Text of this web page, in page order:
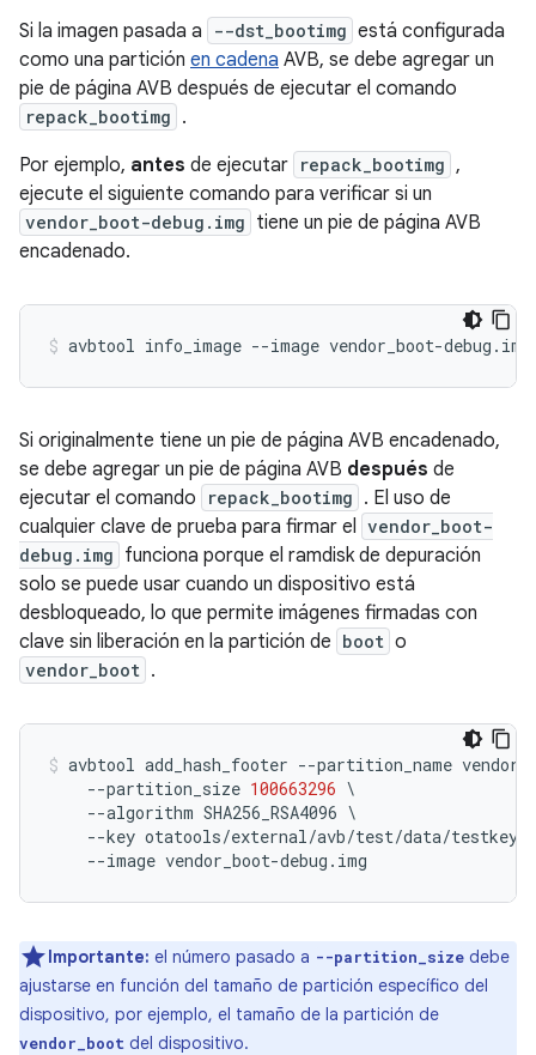
Si la imagen pasada a --dst_bootimg está configurada
como una partición en cadena AVB, se debe agregar un
pie de página AVB después de ejecutar el comando
repack_bootimg .
Por ejemplo, antes de ejecutar repack_bootimg ,
ejecute el siguiente comando para verificar si un
vendor_boot-debug.img tiene un pie de página AVB
encadenado.
avbtool info_image --image vendor_boot-debug . img
Si originalmente tiene un pie de página AVB encadenado,
se debe agregar un pie de página AVB después de
ejecutar el comando
repack_bootimg . El uso de
cualquier clave de prueba para firmar el vendor_boot-
debug.img funciona porque el ramdisk de depuración
solo se puede usar cuando un dispositivo está
desbloqueado, lo que permite imágenes firmadas con
clave sin liberación en la partición de boot o
vendor_boot .
avbtool add_hash_footer --partition_name
--partition_size 100663296 \
--algorithm SHA256_RSA4096 \
--key otatools/external/avb/test/data/
--image vendor_boot-debug . img
Importante: el número pasado a --partition_size debe
ajustarse en función del tamaño de partición específico del
dispositivo, por ejemplo, el tamaño de la partición de
vendor_boot del dispositivo.